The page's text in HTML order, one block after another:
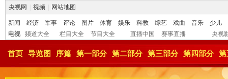
央视网 视频 网站地图
新闻 经济 军事 评论 图片 体育 娱乐 科教 综艺 戏曲 音乐
少儿
电视
频道大全 栏目大全 节目大全 直播中国 赛事直播 央视
首页 导览图 序篇 第一部分 第二部分 第三部分 第四部分 第